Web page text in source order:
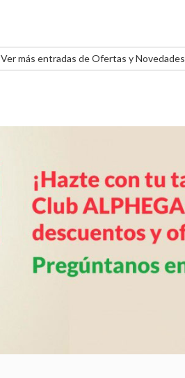
Ver más entradas de Ofertas y Novedades